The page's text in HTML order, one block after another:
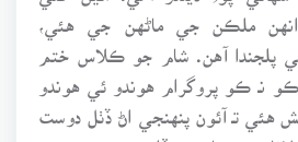
ملڪن جي ماڻهن جي هئي،
پلجندا آهن. شام جو ڪلاس ختم
ڪو نـ ڪو پروگرام هوندو ئي هوندو
هئي تـ آئون پنهنجي اڻ ڏٺل دوست
ڪريان، هيڏانهن هنن جو هر